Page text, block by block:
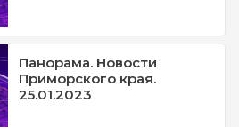
Панорама. Новости
Приморского края.
25.01.2023